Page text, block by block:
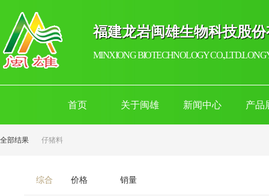
福建龙岩闽雄生物科技股
MINXIONG BIOTECHNOLOGY
首页 关于闽雄 新闻中心 产品
全部结果 仔猪料
销量
价格
综合